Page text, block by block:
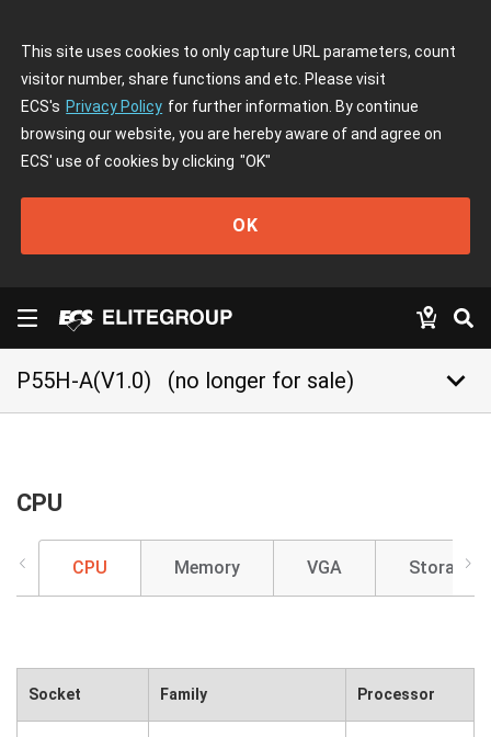
This site uses cookies to only capture URL parameters, count
visitor number, share functions and etc. Please visit
ECS's Privacy Policy for further information. By continue
browsing our website, you are hereby aware of and agree on
ECS' use of cookies by clicking "OK"
OK
P55H-A(V1.0) (no longer for sale) keyboard_arrow_down
CPU
CPU Memory VGA Storage
Socket Family Processor